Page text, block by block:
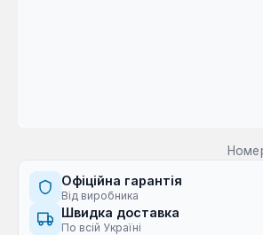
Офіційна гарантія
Від виробника
Швидка доставка
По всій Україні